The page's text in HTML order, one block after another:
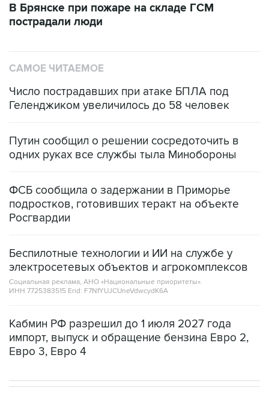
В Брянске при пожаре на складе ГСМ
пострадали люди
САМОЕ ЧИТАЕМОЕ
Число пострадавших при атаке БПЛА под
Геленджиком увеличилось до 58 человек
Путин сообщил о решении сосредоточить в
одних руках все службы тыла Минобороны
ФСБ сообщила о задержании в Приморье
подростков, готовивших теракт на объекте
Росгвардии
Беспилотные технологии и ИИ на службе у
электросетевых объектов и агрокомплексов
Социальная реклама, АНО «Национальные приоритеты».
ИНН 7725383515 Erid: F7NfYUJCUneVdwcydK6A
Кабмин РФ разрешил до 1 июля 2027 года
импорт, выпуск и обращение бензина Евро 2,
Евро 3, Евро 4